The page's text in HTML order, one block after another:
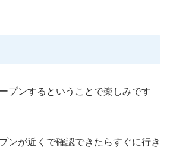
プンするということで楽しみです
ンが近くで確認できたらすぐに行き